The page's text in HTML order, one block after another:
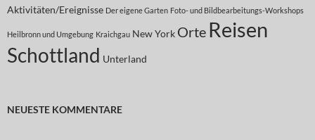
Aktivitäten/Ereignisse Der eigene Garten Foto- und Bildbearbeitungs-Workshops
Heilbronn und Umgebung Kraichgau New York Orte Reisen
Schottland Unterland
NEUESTE KOMMENTARE